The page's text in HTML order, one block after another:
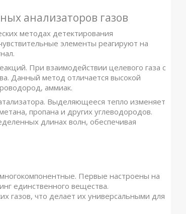
анализаторов газов
методах детектирования
элементы реагируют на
При взаимодействии целевого газа с
Данный метод отличается высокой
аммиак.
Выделяющееся тепло изменяет
пропана и других углеводородов.
длинах волн, обеспечивая
Первые настроены на
единственного вещества.
газов, что делает их универсальными для